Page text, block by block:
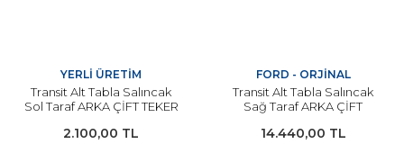
YERLİ ÜRETİM
Transit Alt Tabla Salıncak
Sol Taraf ARKA ÇİFT TEKER
MAKSİMUM SEVİYE 2014 -
2.100,00 TL
FORD - ORJİNAL
Transit Alt Tabla Salıncak
Sağ Taraf ARKA ÇİFT
MAKSİMUM SEVİYE 2014 -
14.440,00 TL